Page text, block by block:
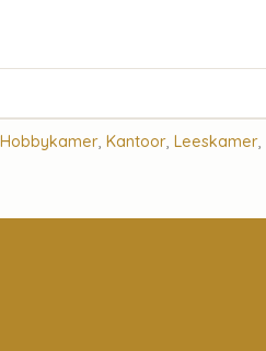
Hobbykamer, Kantoor, Leeskamer,